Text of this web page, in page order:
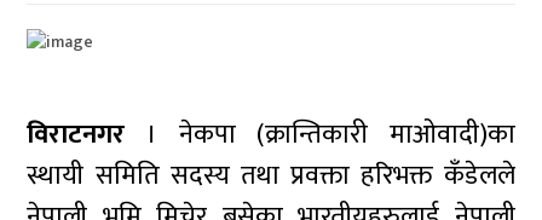
विराटनगर । नेकपा (क्रान्तिकारी माओवादी)का
स्थायी समिति सदस्य तथा प्रवक्ता हरिभक्त कँडेलले